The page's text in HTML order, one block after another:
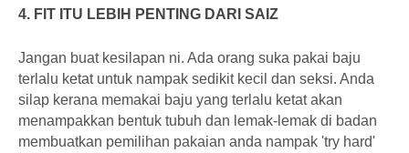
4. FIT ITU LEBIH PENTING DARI SAIZ
Jangan buat kesilapan ni. Ada orang suka pakai baju
terlalu ketat untuk nampak sedikit kecil dan seksi. Anda
silap kerana memakai baju yang terlalu ketat akan
menampakkan bentuk tubuh dan lemak-lemak di badan
membuatkan pemilihan pakaian anda nampak 'try hard'